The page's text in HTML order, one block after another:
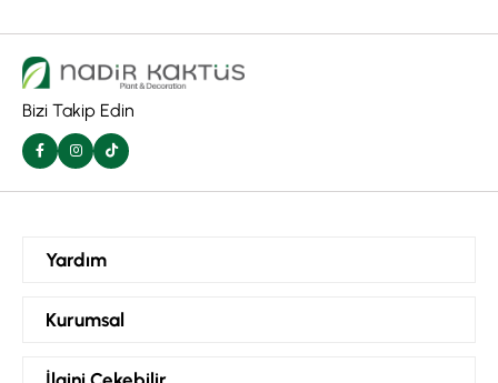
Bizi Takip Edin
Yardım
Siparişlerim
Kurumsal
Kurumsal ve Toptan Sipariş